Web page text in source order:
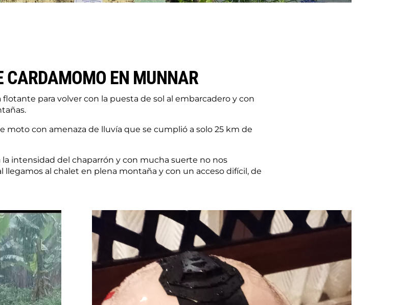
CARDAMOMO EN MUNNAR
flotante para volver con la puesta de sol al embarcadero y con
moto con amenaza de lluvía que se cumplió a solo 25 km de
intensidad del chaparrón y con mucha suerte no nos
llegamos al chalet en plena montaña y con un acceso difícil, de